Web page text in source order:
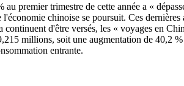
premier trimestre de cette année a «
chinoise se poursuit. Ces
d'être versés, les « voyages en
millions, soit une augmentation de 40,2
entrante.